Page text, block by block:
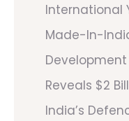
International
Made-In-
Development
Reveals $2
India’s